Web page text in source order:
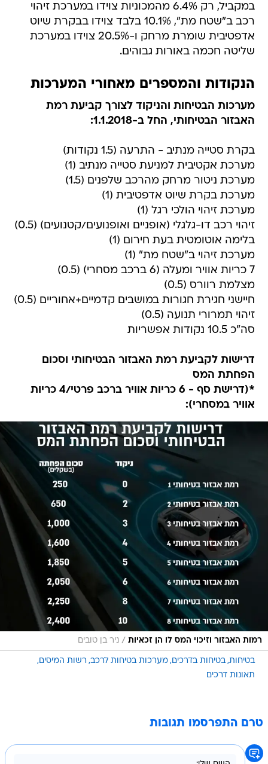
במקביל, רק 6.4% מהמכוניות צוידו במערכת זיהוי
רכב ב"שטח מת", 10.1% בלבד צוידו בבקרת שיוט
אדפטיבית שומרת מרחק ו-20.5% צוידו במערכת
שליטה חכמה באורות גבוהים.
הנקודות והמספרים מאחורי המערכות
מערכות הבטיחות והניקוד לצורך קביעת רמת
האבזור הבטיחותי, החל ב-1.1.2018:
בקרת סטייה מנתיב - התרעה (1.5 נקודות)
מערכת אקטיבית למניעת סטייה מנתיב (1)
מערכת ניטור מרחק מהרכב שלפנים (1.5)
מערכת בקרת שיוט אדפטיבית (1)
מערכת זיהוי הולכי רגל (1)
זיהוי רכב דו-גלגלי (אופניים ואופנועים/קטנועים) (0.5)
בלימה אוטומטית בעת חירום (1)
מערכת זיהוי ב"שטח מת" (1)
7 כריות אוויר ומעלה (6 ברכב מסחרי) (0.5)
מצלמת רוורס (0.5)
חיישני חגירת חגורות במושבים קדמיים+אחוריים (0.5)
זיהוי תמרורי תנועה (0.5)
סה"כ 10.5 נקודות אפשריות
דרישות לקביעת רמת האבזור הבטיחותי וסכום
הפחתת המס
*(דרישת סף - 6 כריות אוויר ברכב פרטי/4 כריות
אוויר במסחרי):
רמות האבזור וזיכוי המס לו הן זכאיות / ניר בן טובים
בטיחות בטיחות בדרכים מערכות בטיחות לרכב רשות המיסים
תאונות דרכים
טרם התפרסמו תגובות